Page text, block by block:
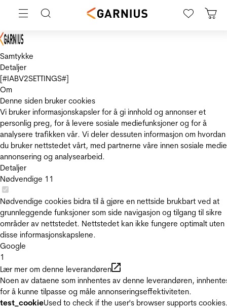
Samtykke
Detaljer
[#IABV2SETTINGS#]
Om
Denne siden bruker cookies
Vi bruker informasjonskapsler for å gi innhold og annonser et
personlig preg, for å levere sosiale mediefunksjoner og for å
analysere trafikken vår. Vi deler dessuten informasjon om hvordan
du bruker nettstedet vårt, med partnerne våre innen sosiale
annonsering og analysearbeid.
Detaljer
Nødvendige 11
Nødvendige cookies bidra til å gjøre en nettside brukbart ved at
grunnleggende funksjoner som side navigasjon og tilgang til sikre
områder av nettstedet. Nettstedet kan ikke fungere optimalt uten
disse informasjonskapslene.
Google
1
Lær mer om denne leverandøren
Noen av dataene som innhentes av denne leverandøren,
for å kunne tilpasse og måle annonseringseffektiviteten.
test_cookieUsed to check if the user's browser supports